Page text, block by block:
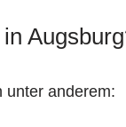
unter anderem: